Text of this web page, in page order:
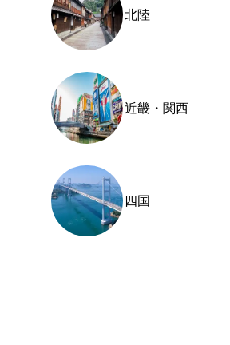
北陸
近畿・関西
四国